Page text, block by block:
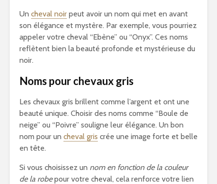
Un cheval noir peut avoir un nom qui met en avant
son élégance et mystère. Par exemple, vous pourriez
appeler votre cheval “Ebène” ou “Onyx”. Ces noms
reflètent bien la beauté profonde et mystérieuse du
noir.
Noms pour chevaux gris
Les chevaux gris brillent comme l’argent et ont une
beauté unique. Choisir des noms comme “Boule de
neige” ou “Poivre” souligne leur élégance. Un bon
nom pour un cheval gris crée une image forte et belle
en tête.
Si vous choisissez un nom en fonction de la couleur
de la robepour votre cheval, cela renforce votre lien